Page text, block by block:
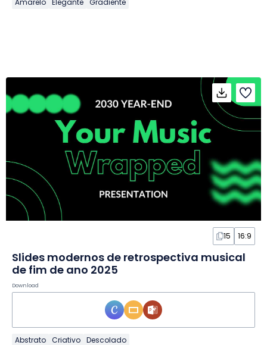
Amarelo Elegante Gradiente
15 16:9
Slides modernos de retrospectiva musical
de fim de ano 2025
Download
Abstrato Criativo Descolado